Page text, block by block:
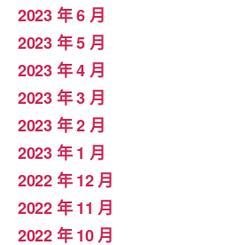
2023 年 6 月
2023 年 5 月
2023 年 4 月
2023 年 3 月
2023 年 2 月
2023 年 1 月
2022 年 12 月
2022 年 11 月
2022 年 10 月